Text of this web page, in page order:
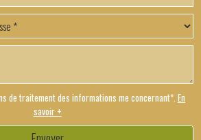
de traitement des informations me concernant*. En
savoir +